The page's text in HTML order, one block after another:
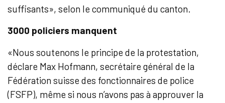
suffisants», selon le communiqué du canton.
3000 policiers manquent
«Nous soutenons le principe de la protestation,
déclare Max Hofmann, secrétaire général de la
Fédération suisse des fonctionnaires de police
(FSFP), même si nous n’avons pas à approuver la